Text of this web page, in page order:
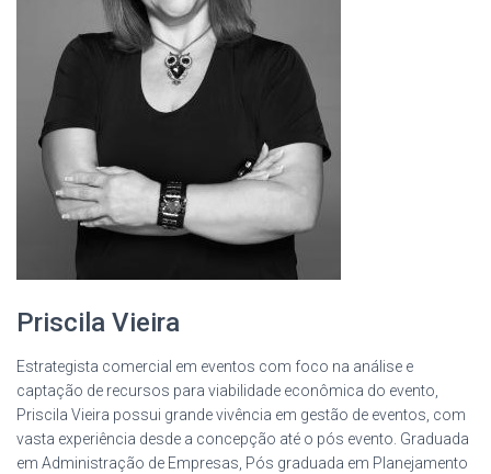
Priscila Vieira
Estrategista comercial em eventos com foco na análise e
captação de recursos para viabilidade econômica do evento,
Priscila Vieira possui grande vivência em gestão de eventos, com
vasta experiência desde a concepção até o pós evento. Graduada
em Administração de Empresas, Pós graduada em Planejamento